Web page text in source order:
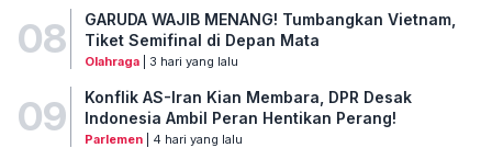
08
GARUDA WAJIB MENANG! Tumbangkan Vietnam,
Tiket Semifinal di Depan Mata
Olahraga| 3 hari yang lalu
09
Konflik AS-Iran Kian Membara, DPR Desak
Indonesia Ambil Peran Hentikan Perang!
Parlemen| 4 hari yang lalu